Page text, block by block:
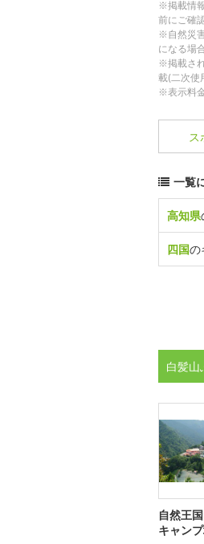
※掲載情
前にご確
※自然災
になる場
※掲載さ
載(二次使
※表示料
ス
一覧
高知県
四国の
白髪山
自然王
キャン